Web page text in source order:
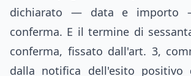
dichiarato — data e
conferma. E il termine di
conferma, fissato dall'art. 3,
dalla notifica dell'esito positivo